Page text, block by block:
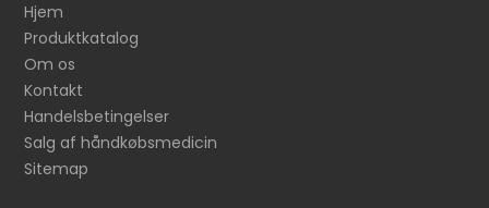
Hjem
Produktkatalog
Om os
Kontakt
Handelsbetingelser
Salg af håndkøbsmedicin
Sitemap